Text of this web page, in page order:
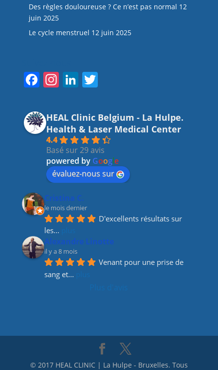
Des règles douloureuse ? Ce n’est pas normal 12
juin 2025
Le cycle menstruel 12 juin 2025
F
c
e
b
o
o
k
In
a
gr
a
m
Li
k
e
dI
n
T
itt
er
HEAL Clinic Belgium - La Hulpe.
Health & Laser Medical Center
4.4
Basé sur 29 avis
powered by Google
évaluez-nous sur
Cristina C.
le mois dernier
D'excellents résultats sur
les... plus
Alexandre Linotte
il y a 8 mois
Venant pour une prise de
sang et... plus
Plus d'avis
© 2017 HEAL CLINIC | La Hulpe - Bruxelles. Tous